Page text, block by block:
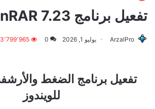
تفعيل برنامج WinRAR 7.23
ArzalPro يوليو 1, 2026 0 3٬799٬965
للويندوز